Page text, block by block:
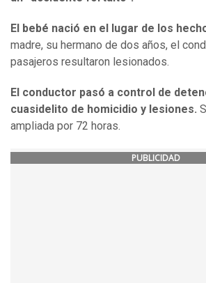
El bebé nació en el lugar de los
madre, su hermano de dos años, el
pasajeros resultaron lesionados.
El conductor pasó a control de
cuasidelito de homicidio y lesiones.
ampliada por 72 horas.
PUBLICIDAD